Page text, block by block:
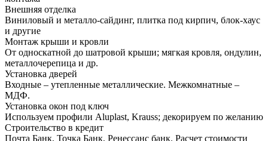
Внешняя отделка
Виниловый и металло-сайдинг, плитка под кирпич, блок-хаус
и другие
Монтаж крыши и кровли
От односкатной до шатровой крыши; мягкая кровля, ондулин,
металлочерепица и др.
Установка дверей
Входные – утепленные металлические. Межкомнатные –
МДФ.
Установка окон под ключ
Используем профили Aluplast, Krauss; декорируем по желанию
Строительство в кредит
Почта Банк, Точка Банк, Ренессанс банк. Расчет стоимости